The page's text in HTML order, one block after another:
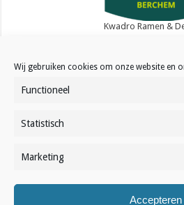
Wij gebruiken cookies om onze website en
Functioneel
Statistisch
Marketing
Accepteren
Kwadro Ramen &
Contact